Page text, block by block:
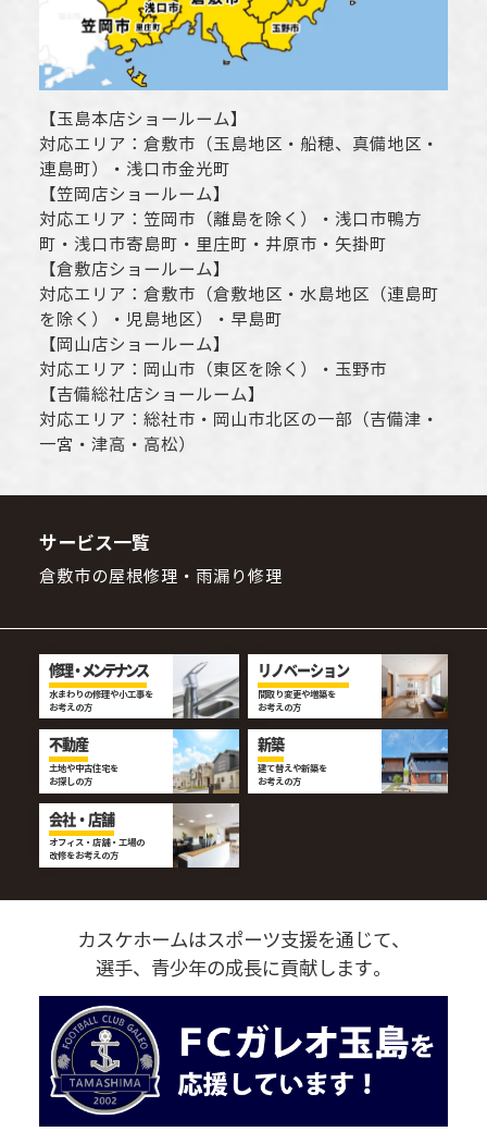
【玉島本店ショールーム】
対応エリア： 倉敷市 （玉島地区・船穂、真備地区・
連島町）・ 浅口市金光町
【笠岡店ショールーム】
対応エリア： 笠岡市（離島を除く） ・ 浅口市鴨方
町・ 浅口市寄島町・里庄町・ 井原市 ・矢掛町
【倉敷店ショールーム】
対応エリア： 倉敷市 （倉敷地区・水島地区（連島町
を除く）・児島地区）・早島町
【岡山店ショールーム】
対応エリア： 岡山市 （東区を除く）・玉野市
【吉備総社店ショールーム】
対応エリア： 総社市 ・ 岡山市北区の一部（吉備津・
一宮・津高・高松）
サービス一覧
倉敷市の屋根修理・雨漏り修理
修理・メンテナンス
水まわりの修理や小工事を
お考えの方
リノベーション
間取り変更や増築を
お考えの方
不動産
土地や中古住宅を
お探しの方
新築
建て替えや新築を
お考えの方
会社・店舗
オフィス・店舗・工場の
改修をお考えの方
カスケホームはスポーツ支援を通じて、
選手、青少年の成長に貢献します。